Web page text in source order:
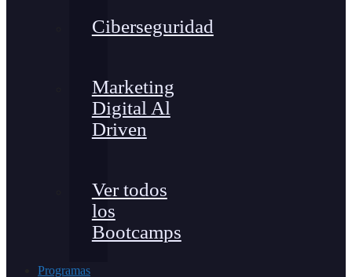
Ciberseguridad
Marketing
Digital Al
Driven
Ver todos
los
Bootcamps
Programas